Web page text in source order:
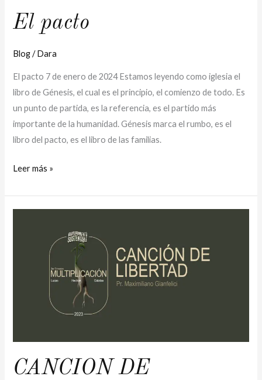
El pacto
Blog/Dara
El pacto 7 de enero de 2024 Estamos leyendo como iglesia el
libro de Génesis, el cual es el principio, el comienzo de todo. Es
un punto de partida, es la referencia, es el partido más
importante de la humanidad. Génesis marca el rumbo, es el
libro del pacto, es el libro de las familias.
El
Leer más »
CANCION DE
LIBERTAD